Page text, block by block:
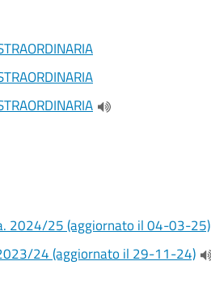
2024/25 (aggiornato il 04-03-25)
24 (aggiornato il 29-11-24)